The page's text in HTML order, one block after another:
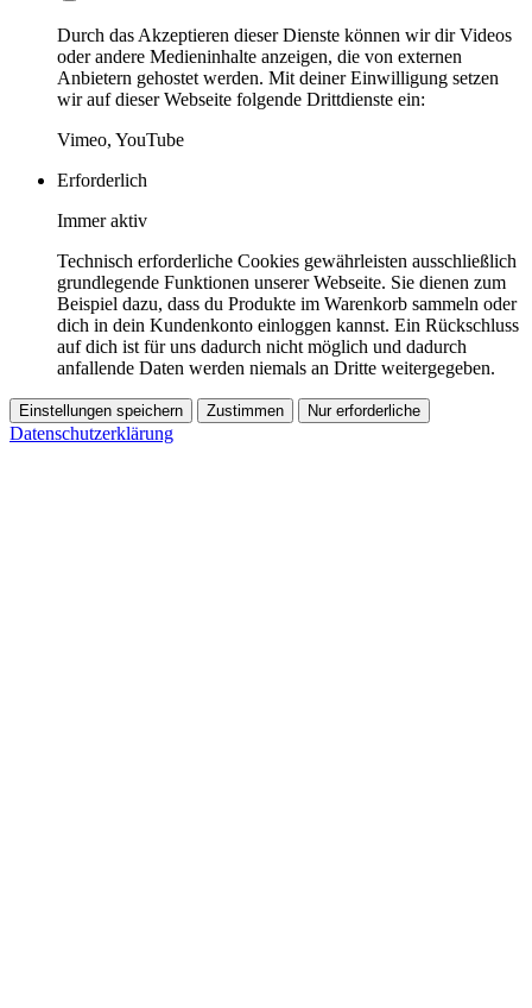
Durch das Akzeptieren dieser Dienste können wir dir Videos
oder andere Medieninhalte anzeigen, die von externen
Anbietern gehostet werden. Mit deiner Einwilligung setzen
wir auf dieser Webseite folgende Drittdienste ein:
Vimeo, YouTube
Erforderlich
Immer aktiv
Technisch erforderliche Cookies gewährleisten ausschließlich
grundlegende Funktionen unserer Webseite. Sie dienen zum
Beispiel dazu, dass du Produkte im Warenkorb sammeln oder
dich in dein Kundenkonto einloggen kannst. Ein Rückschluss
auf dich ist für uns dadurch nicht möglich und dadurch
anfallende Daten werden niemals an Dritte weitergegeben.
Einstellungen speichern Zustimmen Nur erforderliche
Datenschutzerklärung